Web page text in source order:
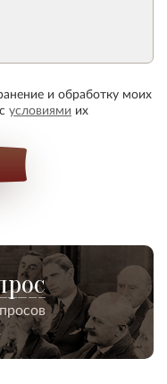
и обработку моих
условиями их